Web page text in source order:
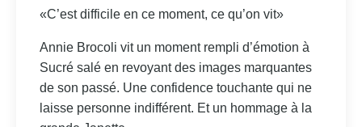
«C’est difficile en ce moment, ce qu’on vit»
Annie Brocoli vit un moment rempli d’émotion à
Sucré salé en revoyant des images marquantes
de son passé. Une confidence touchante qui ne
laisse personne indifférent. Et un hommage à la